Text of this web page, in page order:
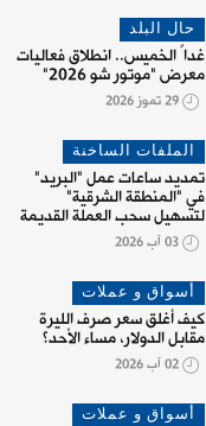
حال البلد
غداً الخميس.. انطلاق فعاليات
معرض "موتور شو 2026"
29 تموز 2026
الملفات الساخنة
تمديد ساعات عمل "البريد"
في "المنطقة الشرقية"
لتسهيل سحب العملة القديمة
03 آب 2026
أسواق و عملات
كيف أغلق سعر صرف الليرة
مقابل الدولار، مساء الأحد؟
02 آب 2026
أسواق و عملات